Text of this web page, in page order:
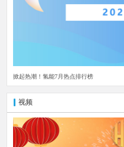
掀起热潮！氢能7月热点排行榜
视频